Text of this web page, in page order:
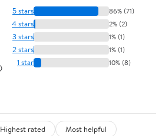
5 stars 86% (71)
4 stars 2% (2)
3 stars 1% (1)
2 stars 1% (1)
1 star 10% (8)
Highest rated
Most helpful